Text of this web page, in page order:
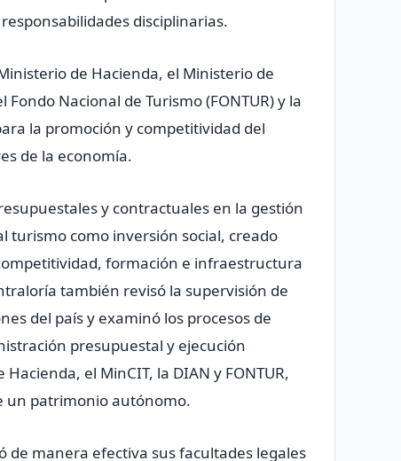
disciplinarias.
de Hacienda, el Ministerio de
Nacional de Turismo (FONTUR) y la
la promoción y competitividad del
de la economía.
y contractuales en la gestión
turismo como inversión social, creado
formación e infraestructura
también revisó la supervisión de
del país y examinó los procesos de
presupuestal y ejecución
el MinCIT, la DIAN y FONTUR,
un patrimonio autónomo.
de manera efectiva sus facultades legales